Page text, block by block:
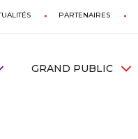
PARTENAIRES
GRAND PUBLIC